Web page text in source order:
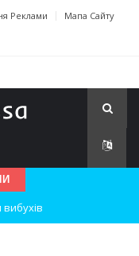
Реклами Мапа Сайту